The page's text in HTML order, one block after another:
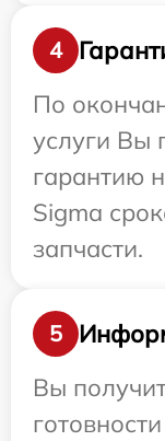
4
По
услуги Вы
гарантию
Sigma
запчасти.
5
Вы